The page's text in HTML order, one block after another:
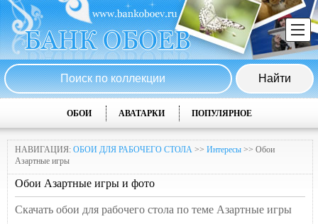
ОБОИ АВАТАРКИ ПОПУЛЯРНОЕ
НАВИГАЦИЯ: ОБОИ ДЛЯ РАБОЧЕГО СТОЛА >> Интересы >> Обои
Азартные игры
Обои Азартные игры и фото
Скачать обои для рабочего стола по теме Азартные игры